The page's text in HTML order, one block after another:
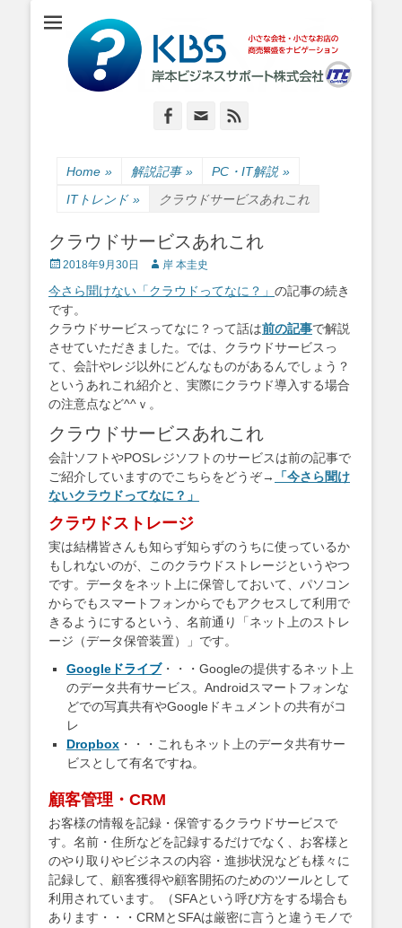
岸本ビジネスサポ
ート株式会社
小さな会社・小さなお店のIT経営をナビゲーション
Facebook
Email
Home » 解説記事 » PC・IT解説 »
ITトレンド » クラウドサービスあれこれ
クラウドサービスあれこれ
Posted
2018年9月30日 Author
岸 本圭史
今さら聞けない「クラウドってなに？」 の記事の続き
です。
クラウドサービスってなに？って話は前の記事で解説
させていただきました。では、クラウドサービスっ
て、会計やレジ以外にどんなものがあるんでしょう？
というあれこれ紹介と、実際にクラウド導入する場合
の注意点など^^ｖ。
クラウドサービスあれこれ
会計ソフトやPOSレジソフトのサービスは前の記事で
ご紹介していますのでこちらをどうぞ→
「今さら聞け
ないクラウドってなに？」
クラウドストレージ
実は結構皆さんも知らず知らずのうちに使っているか
もしれないのが、このクラウドストレージというやつ
です。データをネット上に保管しておいて、パソコン
からでもスマートフォンからでもアクセスして利用で
きるようにするという、名前通り「ネット上のストレ
ージ（データ保管装置）」です。
Googleドライブ・・・Googleの提供するネット上
のデータ共有サービス。Androidスマートフォンな
どでの写真共有やGoogleドキュメントの共有がコ
レ
Dropbox ・・・これもネット上のデータ共有サー
ビスとして有名ですね。
顧客管理・CRM
お客様の情報を記録・保管するクラウドサービスで
す。名前・住所などを記録するだけでなく、お客様と
のやり取りやビジネスの内容・進捗状況なども様々に
記録して、顧客獲得や顧客開拓のためのツールとして
利用されています。（SFAという呼び方をする場合も
あります・・・CRMとSFAは厳密に言うと違うモノで